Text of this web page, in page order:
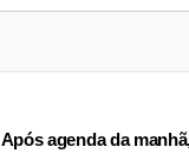
Após agenda da